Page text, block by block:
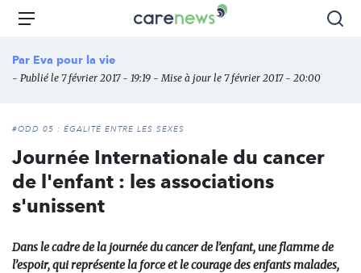
Aller
principal
Carenews,
des
l'engagement
Menu
Par Eva pour la vie
- Publié le 7 février 2017 - 19:19 - Mise à jour le 7 février 2017 - 20:00
#ODD 05 : ÉGALITÉ ENTRE LES SEXES
Journée Internationale du cancer
de l'enfant : les associations
s'unissent
Dans le cadre de la journée du cancer de l’enfant, une flamme de
l’espoir, qui représente la force et le courage des enfants malades,